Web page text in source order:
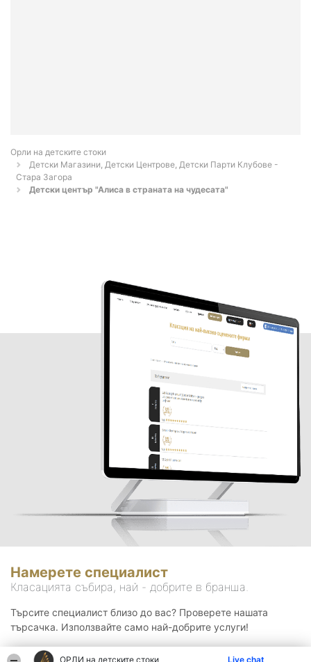
ОРЛИ на детските стоки Live chat
Орли на детските стоки
Детски Магазини, Детски Центрове, Детски Парти Клубове -
Стара Загора
Детски център "Алиса в страната на чудесата"
Намерете специалист
Класацията събира, най - добрите в бранша.
Търсите специалист близо до вас? Проверете нашата
търсачка. Използвайте само най-добрите услуги!